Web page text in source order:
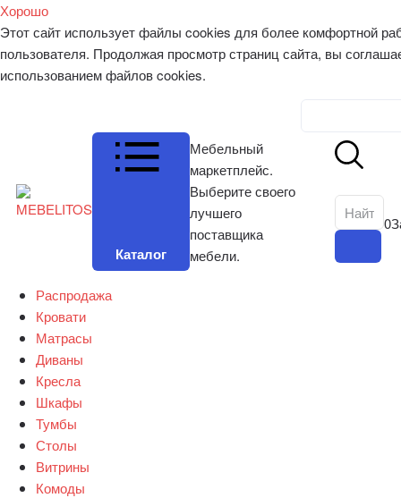
Хорошо
Этот сайт использует файлы cookies для более комфортной
пользователя. Продолжая просмотр страниц сайта, вы
использованием файлов cookies.
Каталог
Мебельный
маркетплейс.
Выберите своего
лучшего
поставщика
мебели.
0
Распродажа
Кровати
Матрасы
Диваны
Кресла
Шкафы
Тумбы
Столы
Витрины
Комоды